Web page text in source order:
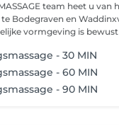
team heet u van
Bodegraven en
vormgeving is bewust
- 30 MIN
- 60 MIN
- 90 MIN